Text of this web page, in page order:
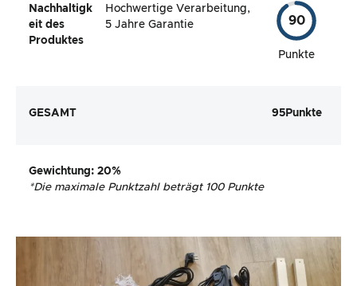
Nachhaltigk
eit des
Produktes
Hochwertige Verarbeitung,
5 Jahre Garantie
90
Punkte
GESAMT 95Punkte
Gewichtung: 20%
*Die maximale Punktzahl beträgt 100 Punkte